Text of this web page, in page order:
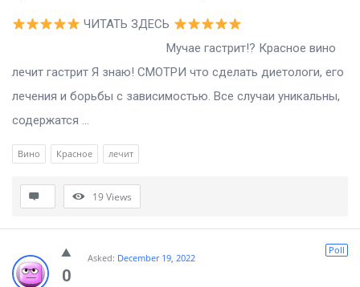
ЧИТАТЬ ЗДЕСЬ
Мучае гастрит!? Красное вино
лечит гастрит Я знаю! СМОТРИ что сделать диетологи, его
лечения и борьбы с зависимостью. Все случаи уникальны,
содержатся ...
Вино Красное лечит
19Views
0
Poll
Asked: December 19, 2022